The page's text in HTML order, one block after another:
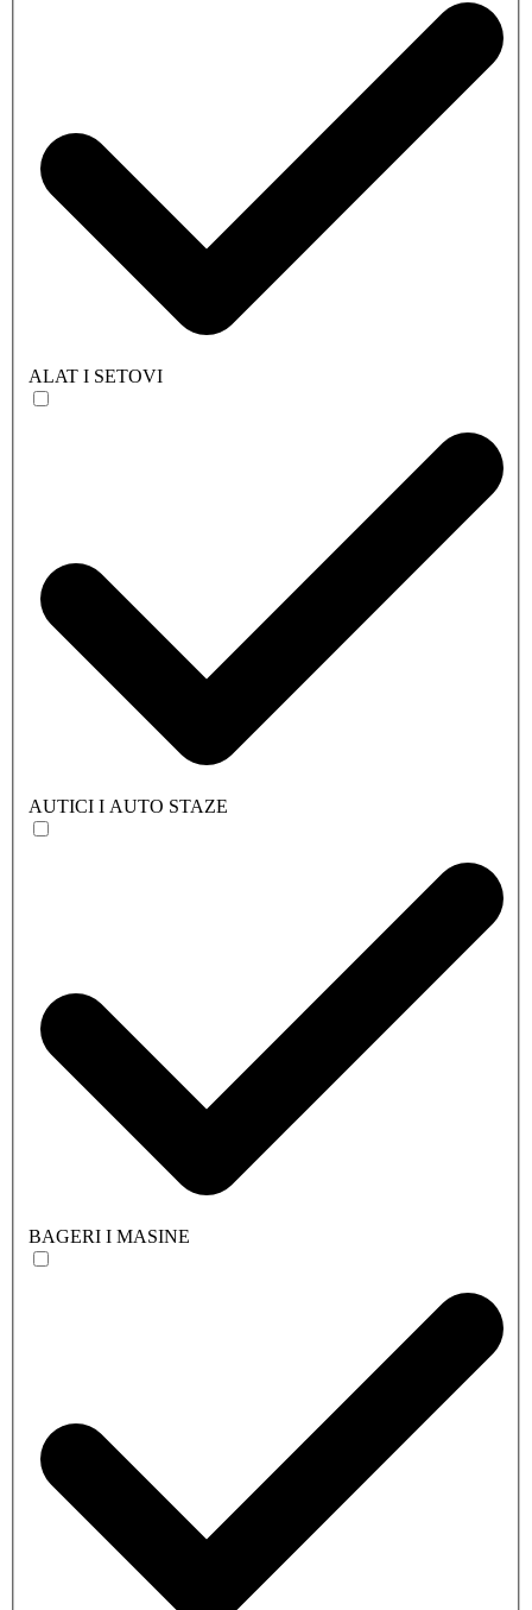
ALAT I SETOVI
AUTICI I AUTO STAZE
BAGERI I MASINE